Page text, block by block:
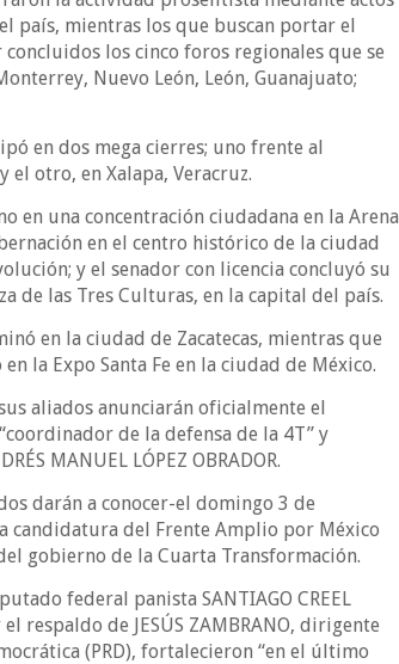
país, mientras los que buscan portar el
los cinco foros regionales que se
Nuevo León, León, Guanajuato;
en dos mega cierres; uno frente al
el otro, en Xalapa, Veracruz.
en una concentración ciudadana en la Arena
en el centro histórico de la ciudad
y el senador con licencia concluyó su
de las Tres Culturas, en la capital del país.
en la ciudad de Zacatecas, mientras que
la Expo Santa Fe en la ciudad de México.
aliados anunciarán oficialmente el
de la defensa de la 4T” y
MANUEL LÓPEZ OBRADOR.
darán a conocer-el domingo 3 de
candidatura del Frente Amplio por México
gobierno de la Cuarta Transformación.
federal panista SANTIAGO CREEL
respaldo de JESÚS ZAMBRANO, dirigente
(PRD), fortalecieron “en el último